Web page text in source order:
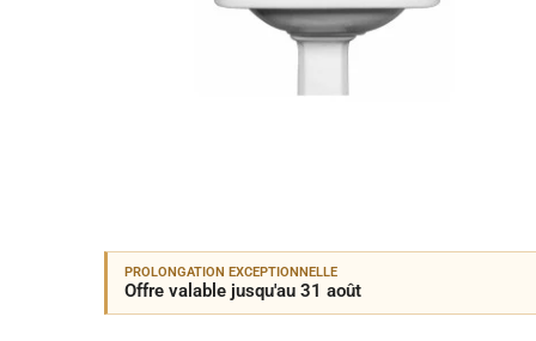
PROLONGATION EXCEPTIONNELLE
Offre valable jusqu'au 31 août